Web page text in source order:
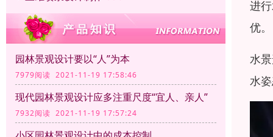
园林景观设计要以“人”为本
7979阅读 2021-11-19 17:58:46
现代园林景观设计应多注重尺度“宜人、亲人”
7932阅读 2021-11-19 17:57:24
进
优。
水
水